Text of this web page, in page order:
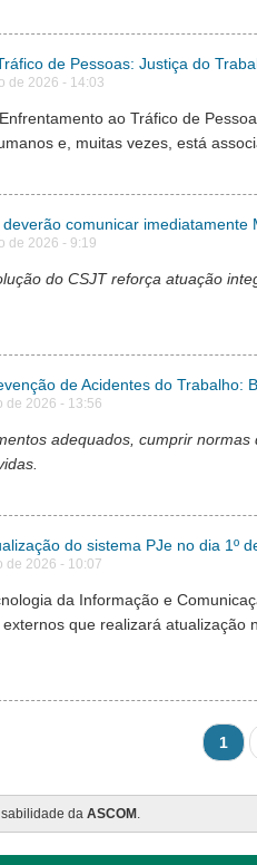
de Pessoas: Justiça do
de 2026 - 14:03
ao Tráfico de
e, muitas vezes, está
comunicar
de 2026 - 9:19
do CSJT reforça atuação
de Acidentes do
de 2026 - 13:56
adequados, cumprir
do sistema PJe no dia 1º
de 2026 - 10:07
da Informação e
que realizará atualização
1
da ASCOM .